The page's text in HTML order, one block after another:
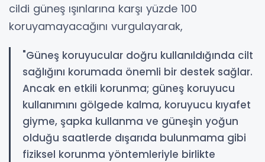
cildi güneş ışınlarına karşı yüzde 100
koruyamayacağını vurgulayarak,
"Güneş koruyucular doğru kullanıldığında cilt
sağlığını korumada önemli bir destek sağlar.
Ancak en etkili korunma; güneş koruyucu
kullanımını gölgede kalma, koruyucu kıyafet
giyme, şapka kullanma ve güneşin yoğun
olduğu saatlerde dışarıda bulunmama gibi
fiziksel korunma yöntemleriyle birlikte